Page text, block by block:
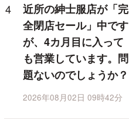
近所の紳士服店が「完
全閉店セール」中です
が、4カ月目に入って
も営業しています。問
題ないのでしょうか？
2026年08月02日 09時42分